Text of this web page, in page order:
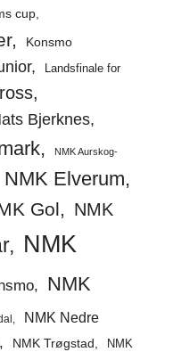
cup
Konsmo
Landsfinale for
Bjerknes
NMK Aurskog-
NMK Elverum
Gol
NMK
NMK
NMK
NMK Nedre
NMK Trøgstad
NMK